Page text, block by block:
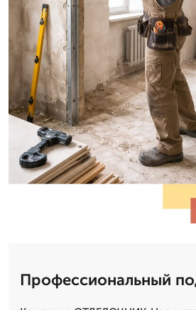
Профессиональный